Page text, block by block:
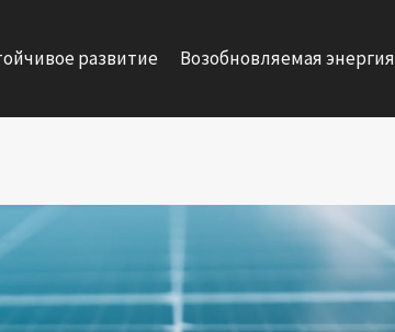
развитие Возобновляемая энергия